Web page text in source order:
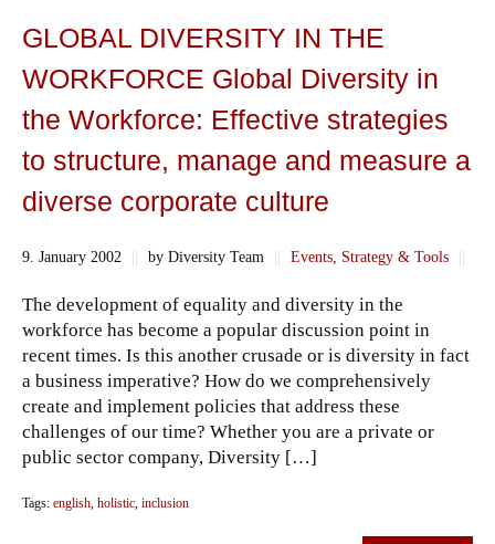
GLOBAL DIVERSITY IN THE
WORKFORCE Global Diversity in
the Workforce: Effective strategies
to structure, manage and measure a
diverse corporate culture
9. January 2002 || by Diversity Team || Events, Strategy & Tools ||
The development of equality and diversity in the
workforce has become a popular discussion point in
recent times. Is this another crusade or is diversity in fact
a business imperative? How do we comprehensively
create and implement policies that address these
challenges of our time? Whether you are a private or
public sector company, Diversity […]
Tags: english, holistic, inclusion